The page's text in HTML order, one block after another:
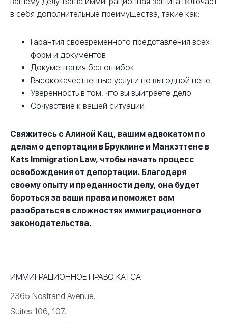
в себя дополнительные преимущества, такие как:
Гарантия своевременного представления всех
форм и документов
Документация без ошибок
Высококачественные услуги по выгодной цене
Уверенность в том, что вы выиграете дело
Сочувствие к вашей ситуации
Свяжитесь с Алиной Кац, вашим адвокатом по
делам о депортации в Бруклине и Манхэттене в
Kats Immigration Law, чтобы начать процесс
освобождения от депортации. Благодаря
своему опыту и преданности делу, она будет
бороться за ваши права и поможет вам
разобраться в сложностях иммиграционного
законодательства.
ИММИГРАЦИОННОЕ ПРАВО КАТСА
2365 Nostrand Avenue,
Suites 106, 107,